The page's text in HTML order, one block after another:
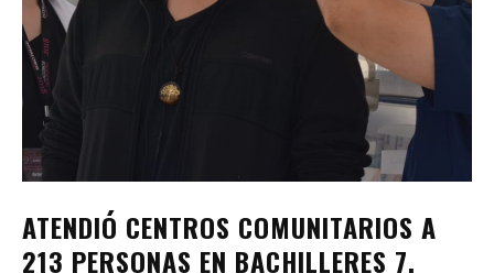
ATENDIÓ CENTROS COMUNITARIOS A
213 PERSONAS EN BACHILLERES 7.